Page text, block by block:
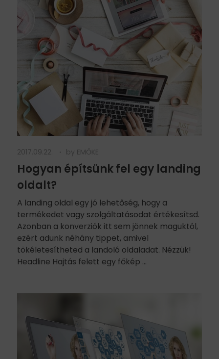
2017.09.22. by EMŐKE
Hogyan építsünk fel egy landing
oldalt?
A landing oldal egy jó lehetőség, hogy a
termékedet vagy szolgáltatásodat értékesítsd.
Azonban a konverziók itt sem jönnek maguktól,
ezért adunk néhány tippet, amivel
tökéletesítheted a landoló oldaladat. Nézzük!
Headline Hajtás felett egy főkép ...